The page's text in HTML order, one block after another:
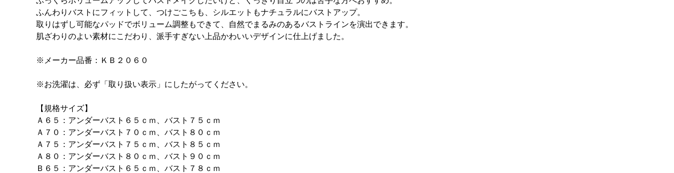
ふんわりバストにフィットして、つけごこちも、シルエットもナチュラルにバストアップ。
取りはずし可能なパッドでボリューム調整もできて、自然でまるみのあるバストラインを演出できます。
肌ざわりのよい素材にこだわり、派手すぎない上品かわいいデザインに仕上げました。
※メーカー品番：ＫＢ２０６０
※お洗濯は、必ず「取り扱い表示」にしたがってください。
【規格サイズ】
Ａ６５：アンダーバスト６５ｃｍ、バスト７５ｃｍ
Ａ７０：アンダーバスト７０ｃｍ、バスト８０ｃｍ
Ａ７５：アンダーバスト７５ｃｍ、バスト８５ｃｍ
Ａ８０：アンダーバスト８０ｃｍ、バスト９０ｃｍ
Ｂ６５：アンダーバスト６５ｃｍ、バスト７８ｃｍ